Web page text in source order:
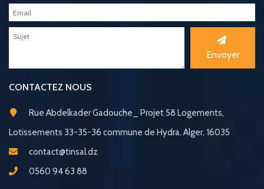
Envoyer
CONTACTEZ NOUS
Rue Abdelkader Gadouche_ Projet 58 Logements,
Lotissements 33-35-36 commune de Hydra. Alger, 16035
contact@tinsal.dz
0560 94 63 88